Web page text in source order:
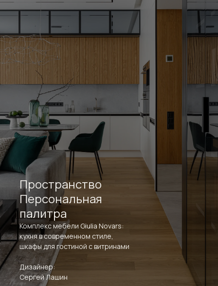
Пространство
Персональная
палитра
Комплекс мебели Giulia Novars:
кухня в современном стиле,
шкафы для гостиной с витринами
Дизайнер:
Сергей Лашин